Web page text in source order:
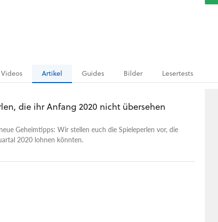
Videos Artikel Guides Bilder Lesertests
die ihr Anfang 2020 nicht übersehen
Geheimtipps: Wir stellen euch die Spieleperlen vor, die
2020 lohnen könnten.